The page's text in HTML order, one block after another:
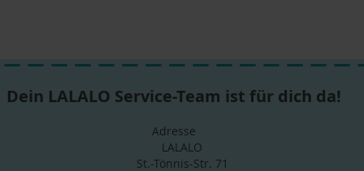
Dein LALALO Service-Team ist für dich da!
Adresse
LALALO
St.-Tönnis-Str. 71